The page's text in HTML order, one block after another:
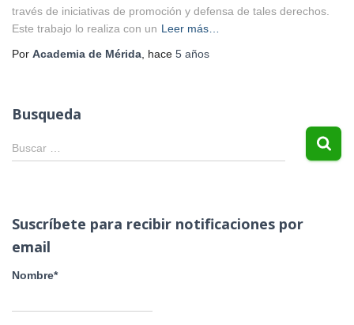
través de iniciativas de promoción y defensa de tales derechos.
Este trabajo lo realiza con un Leer más…
Por Academia de Mérida , hace 5 años
Busqueda
B
u
r
:
Buscar …
Suscríbete para recibir notificaciones por
email
Nombre*